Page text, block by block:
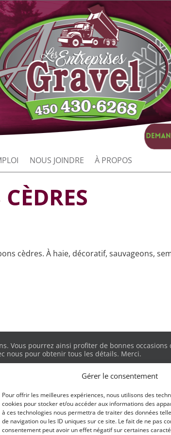
Gérer le consentement
Pour offrir les meilleures expériences, nous utilisons des
cookies pour stocker et/ou accéder aux informations des
à ces technologies nous permettra de traiter des données
de navigation ou les ID uniques sur ce site. Le fait de ne pas
consentement peut avoir un effet négatif sur certaines
NOUS JOINDRE À PROPOS
CÈDRES
cèdres. À haie, décoratif, sauvageons,
Vous pourrez ainsi profiter de bonnes occasions
nous pour obtenir tous les détails. Merci.
ET ESPACE JARDIN DE
TÉL :438-378-6268
melissa@entreprisemgravel.com